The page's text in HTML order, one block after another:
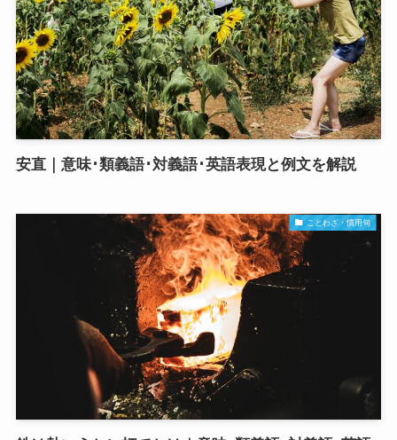
安直｜意味･類義語･対義語･英語表現と例文を解説
ことわざ・慣用句